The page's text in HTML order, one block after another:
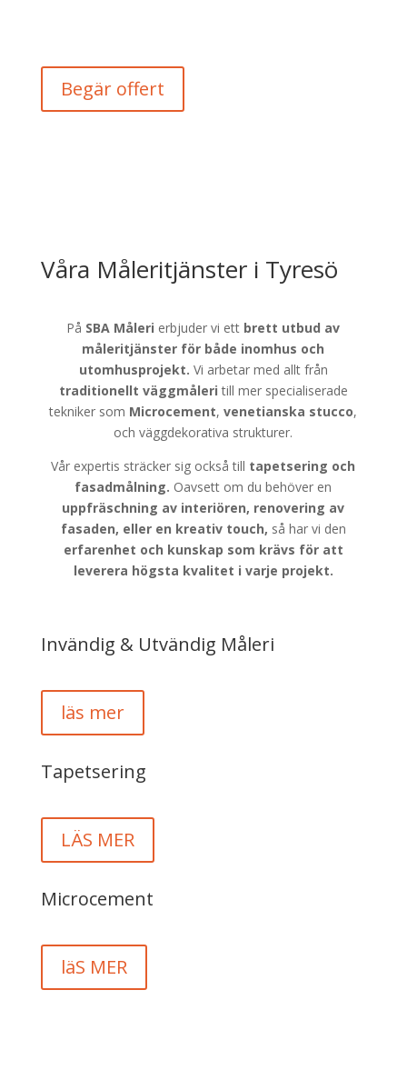
Begär offert
Våra Måleritjänster i Tyresö
På SBA Måleri erbjuder vi ett brett utbud av
måleritjänster för både inomhus och
utomhusprojekt. Vi arbetar med allt från
traditionellt väggmåleri till mer specialiserade
tekniker som Microcement,venetianska stucco,
och väggdekorativa strukturer.
Vår expertis sträcker sig också till tapetsering och
fasadmålning. Oavsett om du behöver en
uppfräschning av interiören, renovering av
fasaden, eller en kreativ touch, så har vi den
erfarenhet och kunskap som krävs för att
leverera högsta kvalitet i varje projekt.
Invändig & Utvändig Måleri
läs mer
Tapetsering
LÄS MER
Microcement
läS MER